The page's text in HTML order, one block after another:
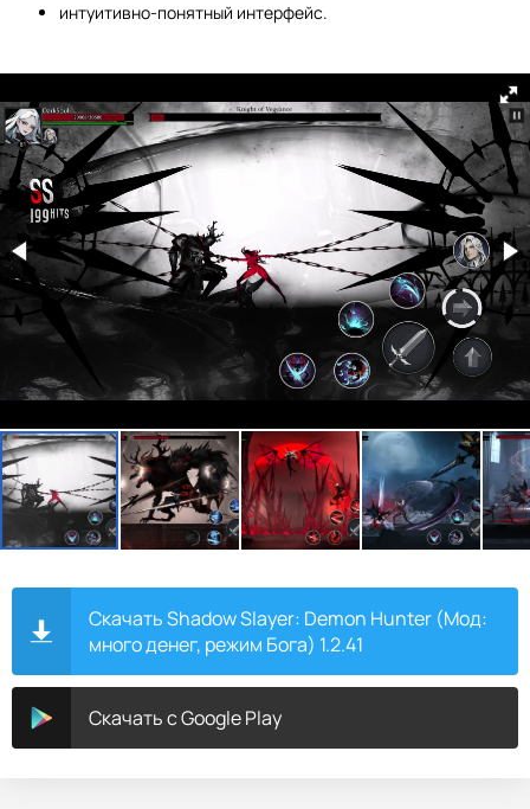
интуитивно-понятный интерфейс.
Скачать Shadow Slayer: Demon Hunter (Мод:
много денег, режим Бога) 1.2.41
Скачать с Google Play